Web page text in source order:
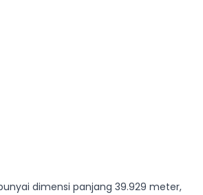
dimensi panjang 39.929 meter,